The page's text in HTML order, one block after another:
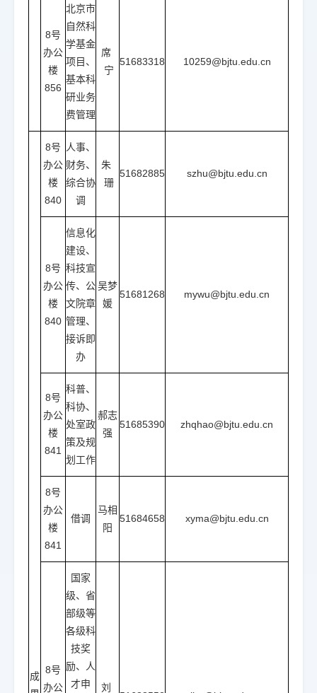
8号
办公
楼
856
北京市
自然科
学基金
项目、
基本科
研业务
费管理
席
宁
51683318 10259@bjtu.edu.cn
成
8号
办公
楼
840
人事、
财务、
综合协
调
朱
珊
51682885 szhu@bjtu.edu.cn
8号
办公
楼
840
信息化
建设、
科技宣
传、公
文院章
管理、
接诉即
办
吴梦
媛
51681268 mywu@bjtu.edu.cn
8号
办公
楼
841
科普、
科协、
处室政
策及规
划工作
郝志
强
51685390 zhqhao@bjtu.edu.cn
8号
办公
楼
841
借调
马相
阳
51684658 xyma@bjtu.edu.cn
8号
办公
国家
级、省
部级等
各级科
技奖
励、人
才申
刘